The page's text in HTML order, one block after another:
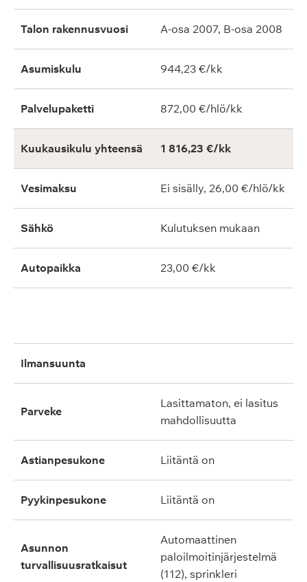
Talon rakennusvuosi A-osa 2007, B-osa 2008
Asumiskulu 944,23 €/kk
Palvelupaketti 872,00 €/hlö/kk
Kuukausikulu yhteensä 1 816,23 €/kk
Vesimaksu Ei sisälly, 26,00 €/hlö/kk
Sähkö Kulutuksen mukaan
Autopaikka 23,00 €/kk
ilmansuunta
parveke
lasittamaton, ei lasitus
mahdollisuutta
astianpesukone liitäntä on
pyykinpesukone liitäntä on
asunnon
turvallisuusratkaisut
automaattinen
paloilmoitinjärjestelmä
(112), sprinkleri